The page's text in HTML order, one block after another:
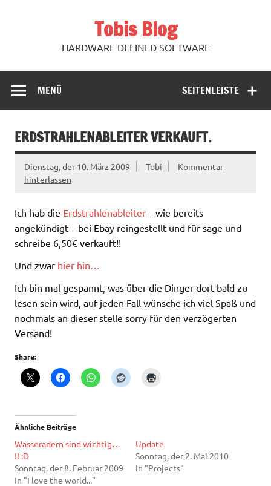
Tobis Blog
HARDWARE DEFINED SOFTWARE
SEITENLEISTE
MENÜ
ERDSTRAHLENABLEITER VERKAUFT.
Dienstag, der 10. März 2009 Tobi
Kommentar
hinterlassen
Ich hab die Erdstrahlenableiter – wie bereits
angekündigt – bei Ebay reingestellt und für sage und
schreibe 6,50€ verkauft!!
Und zwar hier hin…
Ich bin mal gespannt, was über die Dinger dort bald zu
lesen sein wird, auf jeden Fall wünsche ich viel Spaß und
nochmals an dieser stelle sorry für den verzögerten
Versand!
Share:
Ähnliche Beiträge
Wasseradern sind wichtig…
!! :D
Sonntag, der 8. Februar 2009
In "I love the world..."
Update
Sonntag, der 2. Mai 2010
In "Projects"